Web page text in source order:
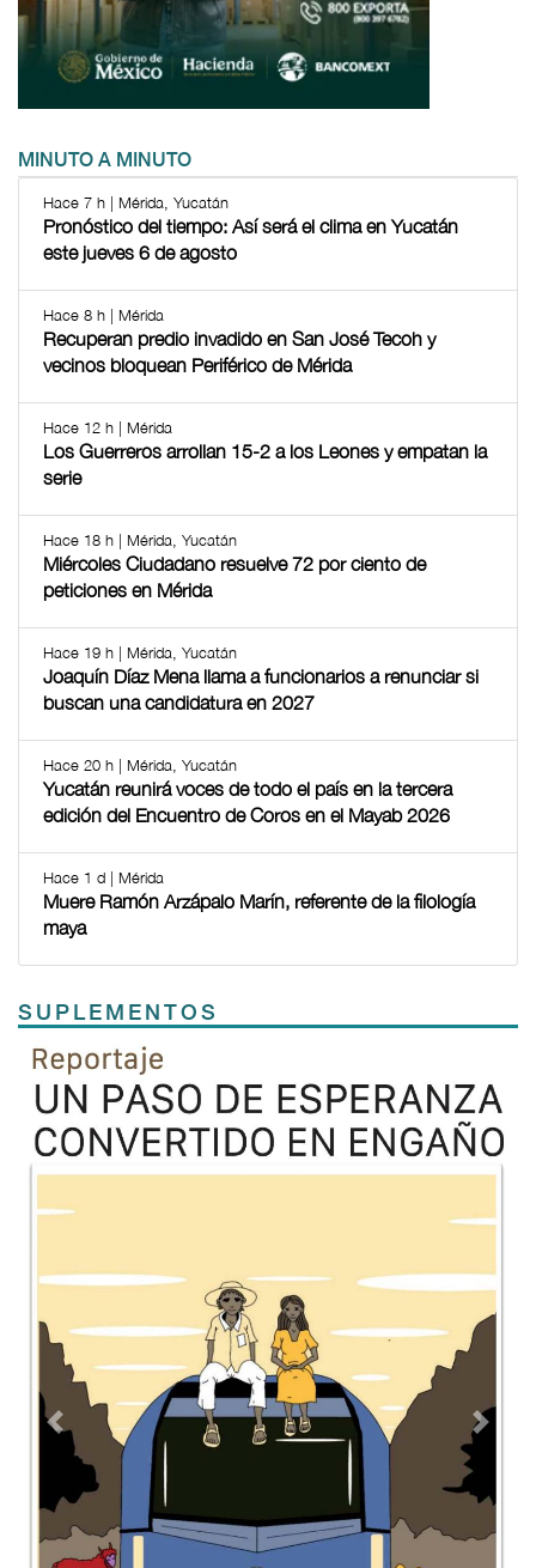
MINUTO A MINUTO
Hace 7 h | Mérida, Yucatán
Pronóstico del tiempo: Así será el clima en Yucatán
este jueves 6 de agosto
Hace 8 h | Mérida
Recuperan predio invadido en San José Tecoh y
vecinos bloquean Periférico de Mérida
Hace 12 h | Mérida
Los Guerreros arrollan 15-2 a los Leones y empatan la
serie
Hace 18 h | Mérida, Yucatán
Miércoles Ciudadano resuelve 72 por ciento de
peticiones en Mérida
Hace 19 h | Mérida, Yucatán
Joaquín Díaz Mena llama a funcionarios a renunciar si
buscan una candidatura en 2027
Hace 20 h | Mérida, Yucatán
Yucatán reunirá voces de todo el país en la tercera
edición del Encuentro de Coros en el Mayab 2026
Hace 1 d | Mérida
Muere Ramón Arzápalo Marín, referente de la filología
maya
SUPLEMENTOS
Previous
TODOS LOS SUPLEMENTOS
Contacto Directorio Aviso de privacidad
Copyright ©2026 Todos los derechos reservados | La Jornada